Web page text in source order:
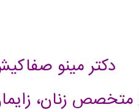
دکتر مینو
زنان،